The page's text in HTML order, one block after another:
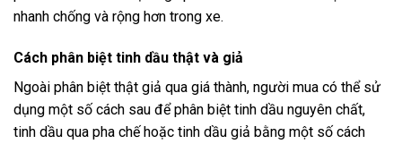
nhanh chống và rộng hơn trong xe.
Cách phân biệt tinh dầu thật và giả
Ngoài phân biệt thật giả qua giá thành, người mua có thể sử
dụng một số cách sau để phân biệt tinh dầu nguyên chất,
tinh dầu qua pha chế hoặc tinh dầu giả bằng một số cách